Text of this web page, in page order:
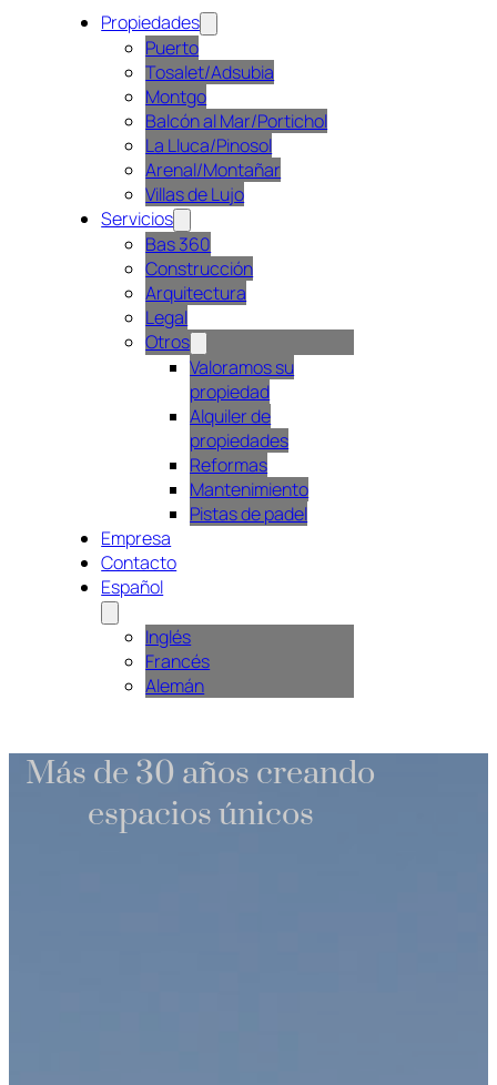
Propiedades
Puerto
Tosalet/Adsubia
Montgo
Balcón al Mar/Portichol
La Lluca/Pinosol
Arenal/Montañar
Villas de Lujo
Servicios
Bas 360
Construcción
Arquitectura
Legal
Otros
Valoramos su
propiedad
Alquiler de
propiedades
Reformas
Mantenimiento
Pistas de padel
Empresa
Contacto
Español
Inglés
Francés
Alemán
Más de 30 años creando
espacios únicos